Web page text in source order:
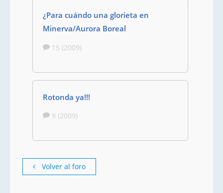
¿Para cuándo una glorieta en
Minerva/Aurora Boreal
15 (2009)
Rotonda ya!!!
9 (2009)
Volver al foro